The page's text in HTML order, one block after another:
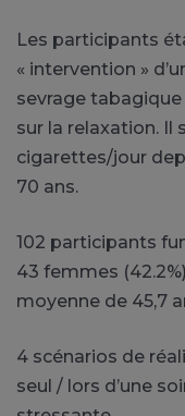
Les participants
« intervention »
sevrage tabagique
sur la relaxation. Il
cigarettes/jour
70 ans.
102 participants
43 femmes
moyenne de 45,7
4 scénarios de
seul / lors d’une